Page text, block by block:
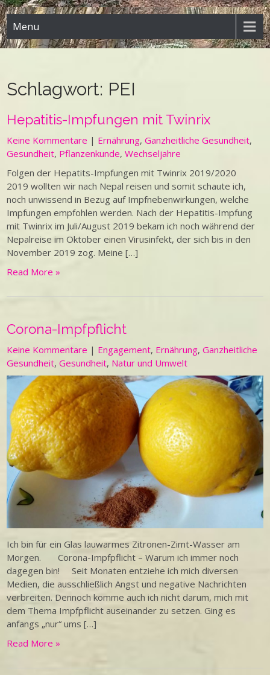
Menu
Schlagwort: PEI
Hepatitis-Impfungen mit Twinrix
Keine Kommentare | Ernährung,Ganzheitliche Gesundheit,
Gesundheit, Pflanzenkunde,Wechseljahre
Folgen der Hepatits-Impfungen mit Twinrix 2019/2020
2019 wollten wir nach Nepal reisen und somit schaute ich,
noch unwissend in Bezug auf Impfnebenwirkungen, welche
Impfungen empfohlen werden. Nach der Hepatitis-Impfung
mit Twinrix im Juli/August 2019 bekam ich noch während der
Nepalreise im Oktober einen Virusinfekt, der sich bis in den
November 2019 zog. Meine […]
Read More »
Corona-Impfpflicht
Keine Kommentare | Engagement, Ernährung,Ganzheitliche
Gesundheit,Gesundheit, Natur und Umwelt
Ich bin für ein Glas lauwarmes Zitronen-Zimt-Wasser am
Morgen. Corona-Impfpflicht – Warum ich immer noch
dagegen bin! Seit Monaten entziehe ich mich diversen
Medien, die ausschließlich Angst und negative Nachrichten
verbreiten. Dennoch komme auch ich nicht darum, mich mit
dem Thema Impfpflicht auseinander zu setzen. Ging es
anfangs „nur“ ums […]
Read More »